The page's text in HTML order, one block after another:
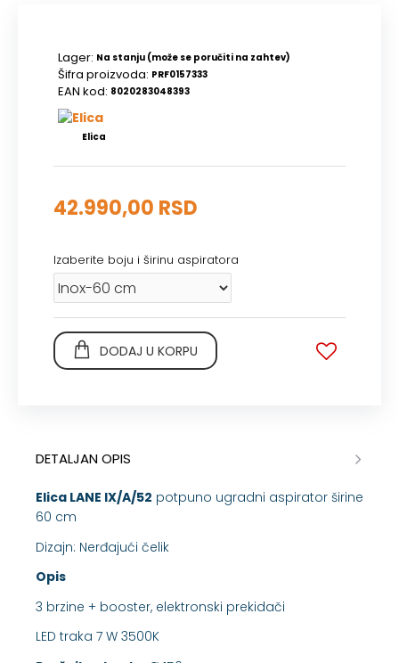
Lager: Na stanju (može se poručiti na zahtev)
Šifra proizvoda: PRF0157333
EAN kod: 8020283048393
Elica
42.990,00 RSD
Izaberite boju i širinu aspiratora
DODAJ U KORPU
DETALJAN OPIS
Elica LANE IX/A/52 potpuno ugradni aspirator širine
60 cm
Dizajn: Nerđajući čelik
Opis
3 brzine + booster, elektronski prekidači
LED traka 7 W 3500K